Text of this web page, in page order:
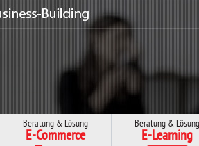
Beratung & Lösung
E-Commerce
Beratung & Lösung
E-Learning